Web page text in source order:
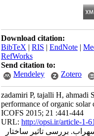
Download citation:
BibTeX|RIS|EndNote|
RefWorks
Send citation to:
Mendeley
Zotero
zadamiri P, tajalli H,
performance of organic
ICOFS 2015; 21 :441-444
URL:http://opsi.ir/article-1-
بررسی تاثیر ساختار